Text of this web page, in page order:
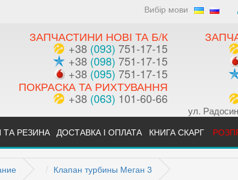
Вибір мови
ЗАПЧАСТИНИ НОВІ ТА Б/К
+38 (093) 751-17-15
+38 (098) 751-17-15
+38 (095) 751-17-15
ПОКРАСКА ТА РИХТУВАННЯ
+38 (063) 101-60-66
ул.
ТА РЕЗИНА ДОСТАВКА І ОПЛАТА КНИГА СКАРГ
Клапан турбины Меган 3